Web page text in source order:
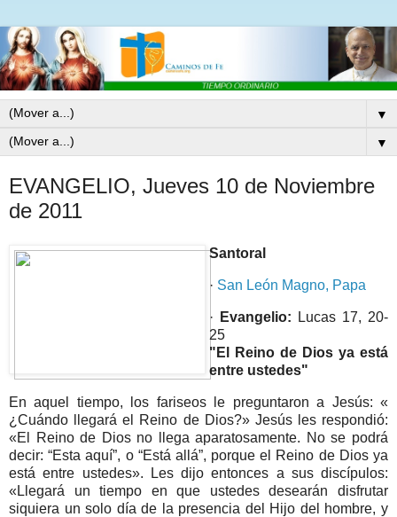
▼
▼
EVANGELIO, Jueves 10 de Noviembre
de 2011
Santoral
· San León Magno, Papa
· Evangelio: Lucas 17, 20-
25
"El Reino de Dios ya está
entre ustedes"
En aquel tiempo, los fariseos le preguntaron a Jesús: «
¿Cuándo llegará el Reino de Dios?» Jesús les respondió:
«El Reino de Dios no llega aparatosamente. No se podrá
decir: “Esta aquí”, o “Está allá”, porque el Reino de Dios ya
está entre ustedes». Les dijo entonces a sus discípulos:
«Llegará un tiempo en que ustedes desearán disfrutar
siquiera un solo día de la presencia del Hijo del hombre, y